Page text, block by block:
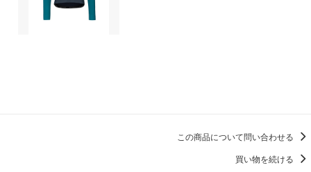
この商品について問い合わせる
買い物を続ける